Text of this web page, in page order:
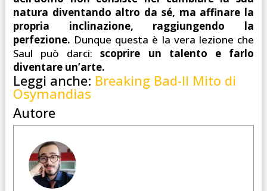
natura diventando altro da sé, ma affinare la
propria inclinazione, raggiungendo la
perfezione. Dunque questa è la vera lezione che
Saul può darci:scoprire un talento e farlo
diventare un’arte.
Leggi anche: Breaking Bad-Il Mito di
Osymandias
Autore